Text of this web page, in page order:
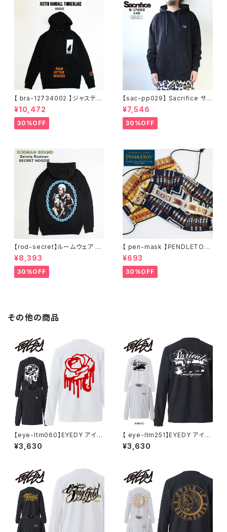
【 bra-12734002 】ジャスティ
ンティンバーレイク Justin Ran
dall Timberlake MAN OF T
HE WOODS パーカー フーディ
ー アーティスト スウェットパー
¥10,472
30%OFF
【sac-pp029】 Sacrifice サク
リファイス 大きいサイズ メンズ
ユニセックス スウェット パーカ
ー 窓グラフィック 長袖 M L XL
XXL 2L 大きめ 長袖Tシャツ デ
サイズ ビッグシルエット 黒 通勤
通学 秋冬
¥7,546
30%OFF
【rod-secret】ルームウェア フ
ーディー アーティスト バンド ア
ウトドア RODMAN BRAND ロ
ッドマンブランド Dennis Rod
man RODAMAN SECRET H
¥8,393
30%OFF
【 pen-mask 】PENDLETON
ペンドルトン ファッションマス
ク アウトドア フリーサイズ アウ
トドア 通勤 通学 通気性 マスク
乾燥しない 蒸れない
¥693
30%OFF
その他の商品
【eye-ltm060】EYEDY アイデ
ィー 大きいサイズ メンズ ロング
tシャツ ロンt SAGROSE ブラン
¥3,630
【 eye-ltm251】EYEDY アイデ
ィー 大きいサイズ メンズ ロング
Tシャツ NINKYO ロンT 長袖
E BLACK ホワイト ブラック
¥3,630